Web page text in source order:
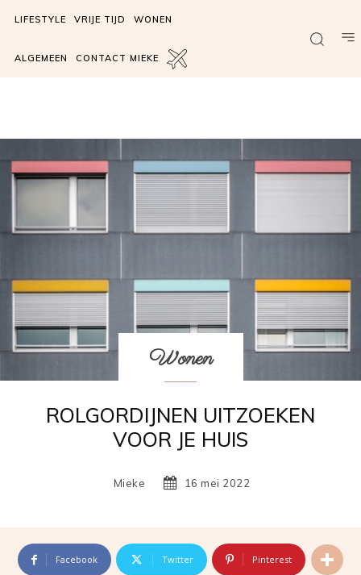
LIFESTYLE VRIJE TIJD WONEN
ALGEMEEN CONTACT MIEKE
Wonen
ROLGORDIJNEN UITZOEKEN
VOOR JE HUIS
Mieke 16 mei 2022
Facebook Twitter Pinterest